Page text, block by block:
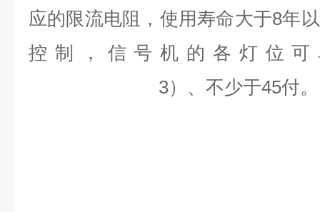
应的限流电阻，使用寿命大于8年
控制，信号机的各灯位
3）、不少于45付